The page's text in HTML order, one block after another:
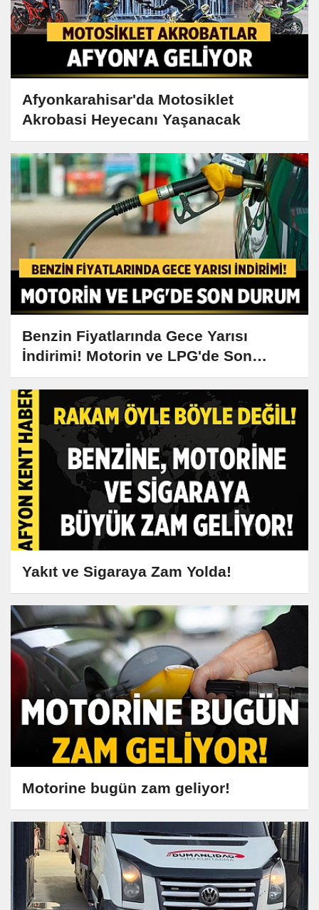
Afyonkarahisar'da Motosiklet
Akrobasi Heyecanı Yaşanacak
Benzin Fiyatlarında Gece Yarısı
İndirimi! Motorin ve LPG'de Son
Durum
Yakıt ve Sigaraya Zam Yolda!
Motorine bugün zam geliyor!